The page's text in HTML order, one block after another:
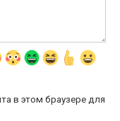
в этом браузере для